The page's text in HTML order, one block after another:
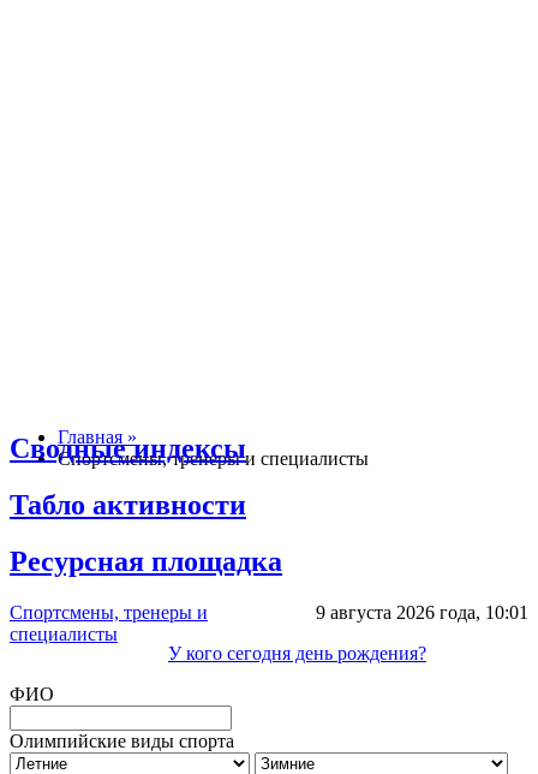
Главная »
Спортсмены, тренеры и специалисты
Сводные индексы
Табло активности
Ресурсная площадка
9 августа 2026 года, 10:01
У кого сегодня день рождения?
Спортсмены, тренеры и
специалисты
ФИО
Олимпийские виды спорта